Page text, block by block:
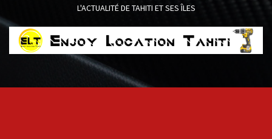
L'ACTUALITÉ DE TAHITI ET SES ÎLES